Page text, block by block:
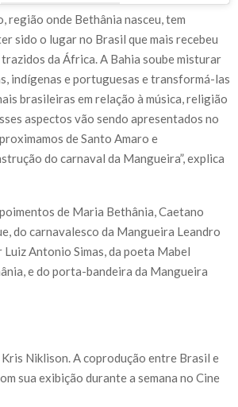
região onde Bethânia nasceu, tem
sido o lugar no Brasil que mais recebeu
da África. A Bahia soube misturar
indígenas e portuguesas e transformá-las
brasileiras em relação à música, religião
aspectos vão sendo apresentados no
de Santo Amaro e
do carnaval da Mangueira”, explica
de Maria Bethânia, Caetano
do carnavalesco da Mangueira Leandro
Antonio Simas, da poeta Mabel
e do porta-bandeira da Mangueira
Kris Niklison. A coprodução entre Brasil e
sua exibição durante a semana no Cine